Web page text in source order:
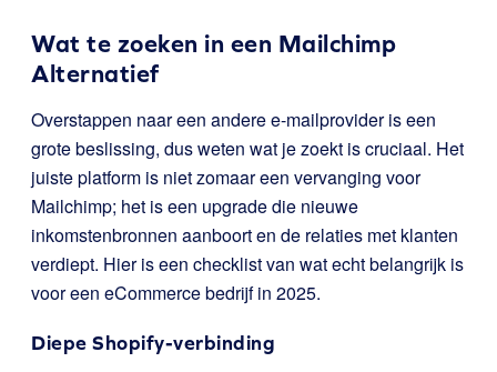
Wat te zoeken in een Mailchimp
Alternatief
Overstappen naar een andere e-mailprovider is een
grote beslissing, dus weten wat je zoekt is cruciaal. Het
juiste platform is niet zomaar een vervanging voor
Mailchimp; het is een upgrade die nieuwe
inkomstenbronnen aanboort en de relaties met klanten
verdiept. Hier is een checklist van wat echt belangrijk is
voor een eCommerce bedrijf in 2025.
Diepe Shopify-verbinding